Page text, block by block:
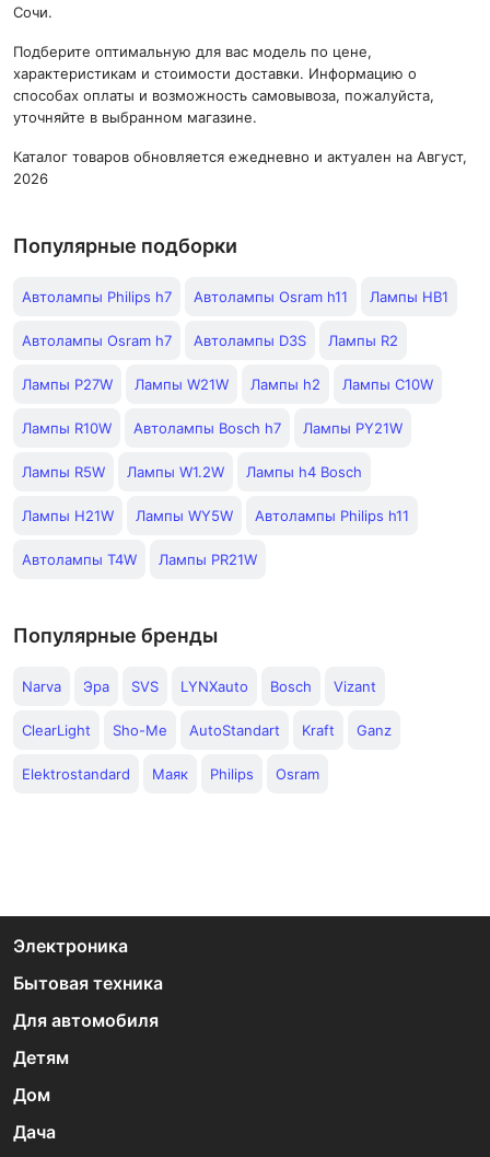
Сочи.
Подберите оптимальную для вас модель по цене,
характеристикам и стоимости доставки. Информацию о
способах оплаты и возможность самовывоза, пожалуйста,
уточняйте в выбранном магазине.
Каталог товаров обновляется ежедневно и актуален на Август,
2026
Популярные подборки
Автолампы Philips h7 Автолампы Osram h11 Лампы HB1
Автолампы Osram h7 Автолампы D3S Лампы R2
Лампы P27W Лампы W21W Лампы h2 Лампы C10W
Лампы R10W Автолампы Bosch h7 Лампы PY21W
Лампы R5W Лампы W1.2W Лампы h4 Bosch
Лампы H21W Лампы WY5W Автолампы Philips h11
Автолампы T4W Лампы PR21W
Популярные бренды
Narva Эра SVS LYNXauto Bosch Vizant
ClearLight Sho-Me AutoStandart Kraft Ganz
Elektrostandard Маяк Philips Osram
Электроника
Бытовая техника
Для автомобиля
Детям
Дом
Дача